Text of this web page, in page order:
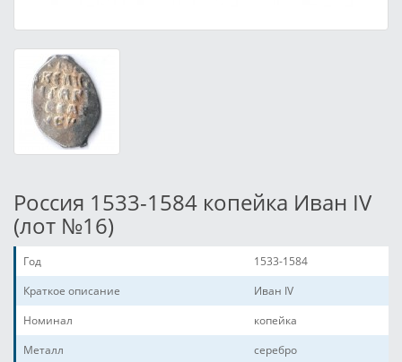
Россия 1533-1584 копейка Иван IV
(лот №16)
Год
1533-1584
Краткое описание
Иван IV
Номинал
копейка
Металл
серебро